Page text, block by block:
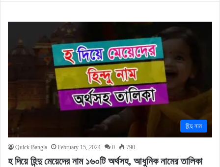
হিন্দু নাম
Quick Bangla February 15, 2024 0 790
হ দিয়ে হিন্দু মেয়েদের নাম ১৬০টি অর্থসহ, আধুনিক নামের তালিকা